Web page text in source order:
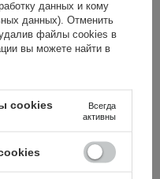
также
данных и кому
данных). Отменить
файлы cookies в
вы можете найти в
cookies
Всегда
активны